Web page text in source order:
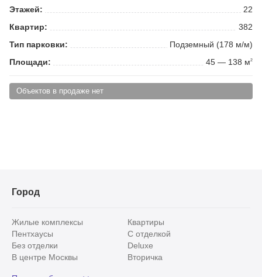
Этажей:
22
Квартир:
382
Тип парковки:
Подземный (178 м/м)
Площади:
45 — 138 м2
Объектов в продаже нет
Город
Жилые комплексы
Квартиры
Пентхаусы
С отделкой
Без отделки
Deluxe
В центре Москвы
Вторичка